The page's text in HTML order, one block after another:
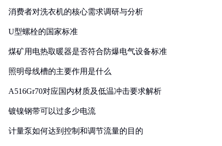
消费者对洗衣机的核心需求调研与分析
U型螺栓的国家标准
煤矿用电热取暖器是否符合防爆电气设备标准
照明母线槽的主要作用是什么
A516Gr70对应国内材质及低温冲击要求解析
镀镍钢带可以过多少电流
计量泵如何达到控制和调节流量的目的